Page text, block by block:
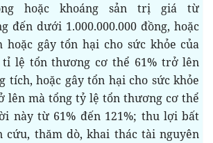
hoặc khoáng sản trị giá từ
đến dưới 1.000.000.000 đồng, hoặc
hoặc gây tổn hại cho sức khỏe của
lệ tổn thương cơ thể 61% trở lên
tích, hoặc gây tổn hại cho sức khỏe
lên mà tổng tỷ lệ tổn thương cơ thể
này từ 61% đến 121%; thu lợi bất
cứu, thăm dò, khai thác tài nguyên